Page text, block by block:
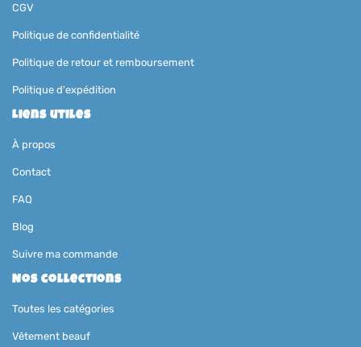
CGV
Politique de confidentialité
Politique de retour et remboursement
Politique d'expédition
Liens utiles
À propos
Contact
FAQ
Blog
Suivre ma commande
Nos collections
Toutes les catégories
Vêtement beauf